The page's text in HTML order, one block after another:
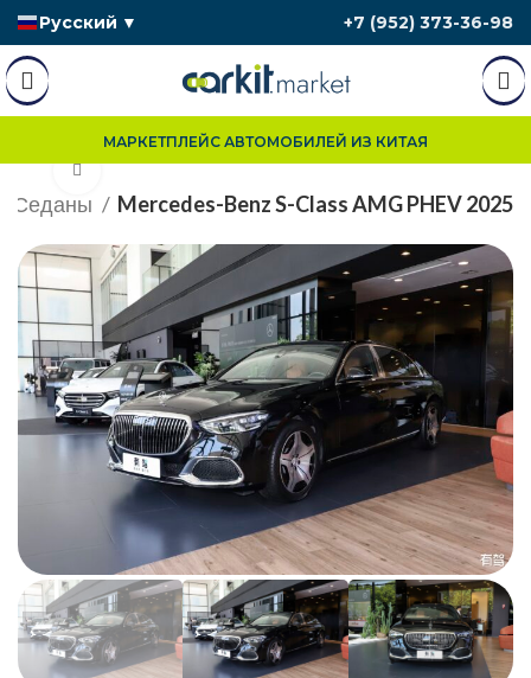
Русский ▼ +7 (952) 373-36-98
МАРКЕТПЛЕЙС АВТОМОБИЛЕЙ ИЗ КИТАЯ
Седаны Mercedes-Benz S-Class AMG PHEV 2025